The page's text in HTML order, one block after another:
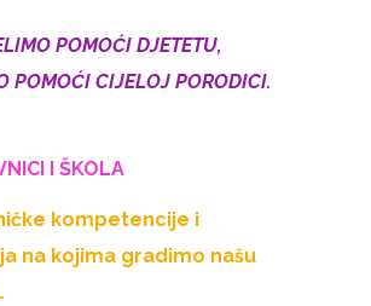
POMOĆI DJETETU,
POMOĆI CIJELOJ PORODICI.
I ŠKOLA
kompetencije i
na kojima gradimo našu